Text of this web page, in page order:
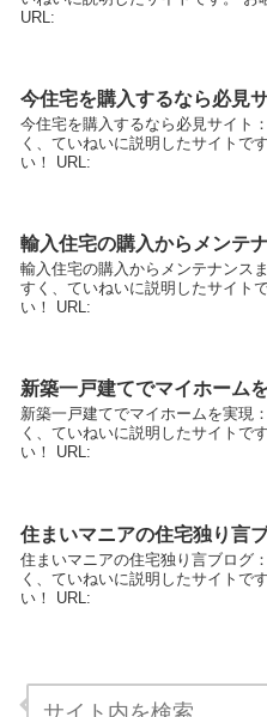
URL:
今住宅を購入するなら必見
今住宅を購入するなら必見サイト
く、ていねいに説明したサイトで
い！ URL:
輸入住宅の購入からメンテ
輸入住宅の購入からメンテナンス
すく、ていねいに説明したサイト
い！ URL:
新築一戸建てでマイホーム
新築一戸建てでマイホームを実現
く、ていねいに説明したサイトで
い！ URL:
住まいマニアの住宅独り言
住まいマニアの住宅独り言ブログ
く、ていねいに説明したサイトで
い！ URL:
営業マンが考える営業という仕